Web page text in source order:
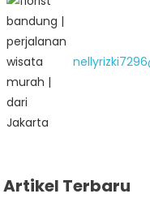
Artikel Terbaru